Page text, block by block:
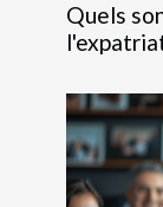
Quels